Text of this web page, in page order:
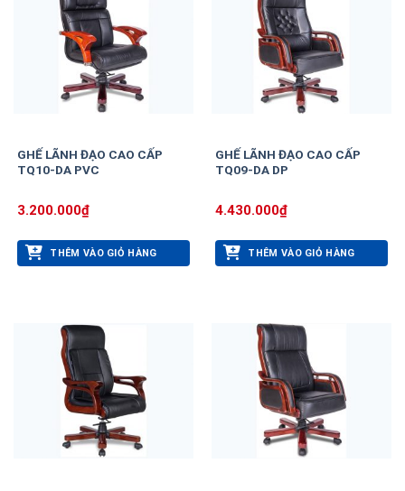
GHẾ LÃNH ĐẠO CAO CẤP
TQ10-DA PVC
3.200.000₫
THÊM VÀO GIỎ HÀNG
GHẾ LÃNH ĐẠO CAO CẤP
TQ09-DA DP
4.430.000₫
THÊM VÀO GIỎ HÀNG